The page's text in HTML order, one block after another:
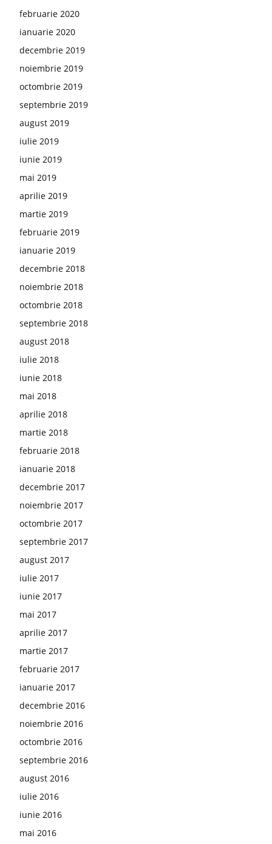
februarie 2020
ianuarie 2020
decembrie 2019
noiembrie 2019
octombrie 2019
septembrie 2019
august 2019
iulie 2019
iunie 2019
mai 2019
aprilie 2019
martie 2019
februarie 2019
ianuarie 2019
decembrie 2018
noiembrie 2018
octombrie 2018
septembrie 2018
august 2018
iulie 2018
iunie 2018
mai 2018
aprilie 2018
martie 2018
februarie 2018
ianuarie 2018
decembrie 2017
noiembrie 2017
octombrie 2017
septembrie 2017
august 2017
iulie 2017
iunie 2017
mai 2017
aprilie 2017
martie 2017
februarie 2017
ianuarie 2017
decembrie 2016
noiembrie 2016
octombrie 2016
septembrie 2016
august 2016
iulie 2016
iunie 2016
mai 2016